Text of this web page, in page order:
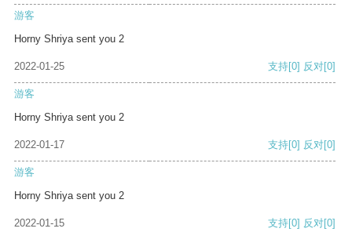
游客
Horny Shriya sent you 2
2022-01-25 支持[0] 反对[0]
游客
Horny Shriya sent you 2
2022-01-17 支持[0] 反对[0]
游客
Horny Shriya sent you 2
2022-01-15 支持[0] 反对[0]